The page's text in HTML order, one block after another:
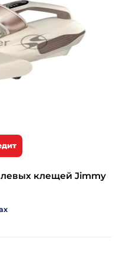
клещей Jimmy